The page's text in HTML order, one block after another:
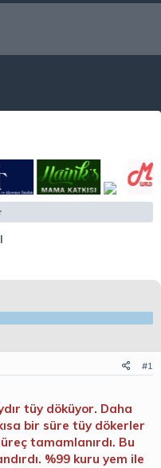
#1
tüy döküyor. Daha
bir süre tüy dökerler
tamamlanırdı. Bu
%99 kuru yem ile